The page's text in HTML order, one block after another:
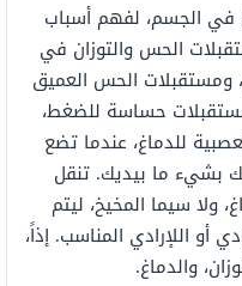
في الجسم، لفهم أسباب
الحس والتوزان في
ومستقبلات الحس العميق
حساسة للضغط،
للدماغ، عندما تضع
بشيء ما بيديك. تنقل
ولا سيما المخيخ، ليتم
أو اللإرادي المناسب. إذاً،
والدماغ.